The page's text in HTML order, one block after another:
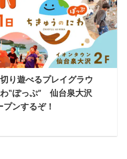
り遊べるプレイグラウ
‟ぽっぷ” 仙台泉大沢
ンするぞ！